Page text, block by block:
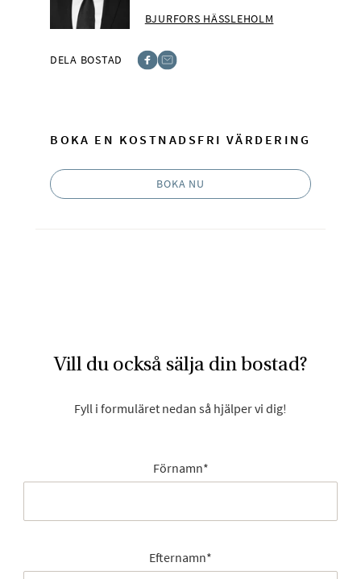
BJURFORS HÄSSLEHOLM
DELA BOSTAD
BOKA EN KOSTNADSFRI VÄRDERING
BOKA NU
Vill du också sälja din bostad?
Fyll i formuläret nedan så hjälper vi dig!
Förnamn*
Efternamn*